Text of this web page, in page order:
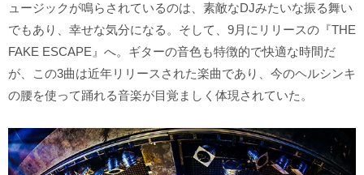
ュージックが鳴らされているのは、素敵なDJみたいな振る舞い
でもあり、幸せな気分になる。そして、9月にリリースの『THE
FAKE ESCAPE』へ。ギターの音色も特徴的で快適な時間だ
が、この3曲は近年リリースされた楽曲であり、今のヘルシンキ
の腰を使って踊れる音楽が目覚ましく体現されていた。